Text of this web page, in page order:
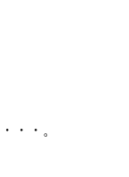
・・。